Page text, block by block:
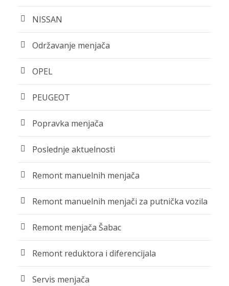
NISSAN
Održavanje menjača
OPEL
PEUGEOT
Popravka menjača
Poslednje aktuelnosti
Remont manuelnih menjača
Remont manuelnih menjači za putnička vozila
Remont menjača Šabac
Remont reduktora i diferencijala
Servis menjača